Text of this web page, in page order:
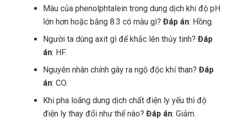
Màu của phenolphtalein trong dung dịch khi độ pH
lớn hơn hoặc bằng 8.3 có màu gì? Đáp án: Hồng.
Người ta dùng axit gì để khắc lên thủy tinh? Đáp
án: HF.
Nguyên nhân chính gây ra ngộ độc khí than? Đáp
án: CO.
Khi pha loãng dung dịch chất điện ly yếu thì độ
điện ly thay đổi như thế nào? Đáp án: Giảm.